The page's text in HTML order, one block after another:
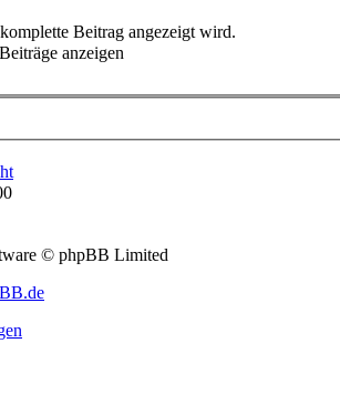
Beitrag angezeigt wird.
anzeigen
© phpBB Limited